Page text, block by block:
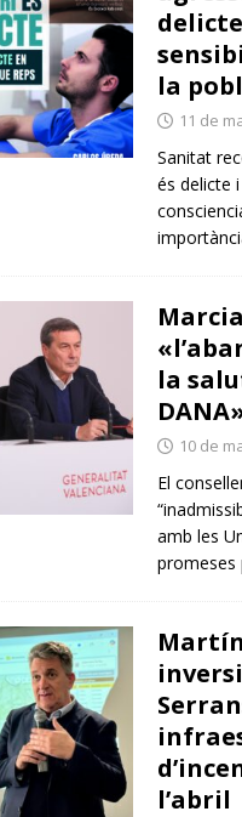
la
11 de
Sanitat
és delicte
la
10 de
El
amb les
promeses
l’abril